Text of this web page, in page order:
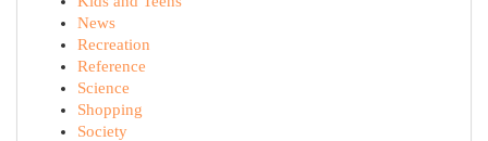
News
Recreation
Reference
Science
Shopping
Society